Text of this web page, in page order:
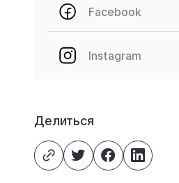
Facebook
Instagram
Делиться